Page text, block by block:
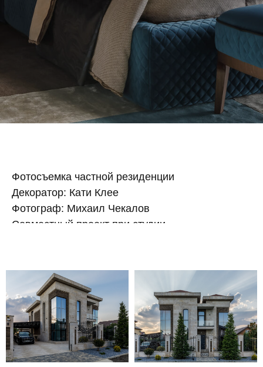
Фотосъемка частной резиденции
Декоратор: Кати Клее
Фотограф: Михаил Чекалов
Совместный проект при студии